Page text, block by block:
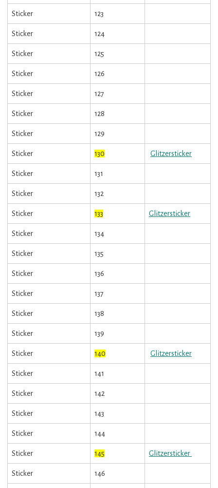
Sticker 123
Sticker 124
Sticker 125
Sticker 126
Sticker 127
Sticker 128
Sticker 129
Sticker 130 Glitzersticker
Sticker 131
Sticker 132
Sticker 133 Glitzersticker
Sticker 134
Sticker 135
Sticker 136
Sticker 137
Sticker 138
Sticker 139
Sticker 140 Glitzersticker
Sticker 141
Sticker 142
Sticker 143
Sticker 144
Sticker 145 Glitzersticker
Sticker 146